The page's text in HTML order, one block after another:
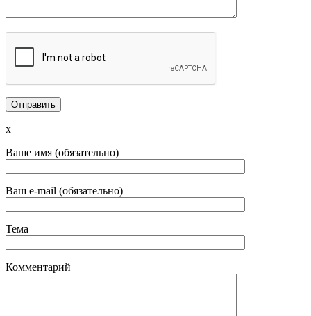
x
Ваше имя (обязательно)
Ваш e-mail (обязательно)
Тема
Комментарий